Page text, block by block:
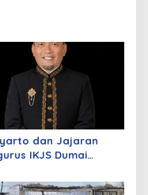
dan Jajaran
IKJS Dumai
Besok